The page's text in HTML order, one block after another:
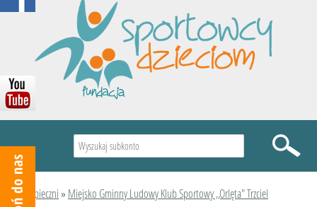
Podopieczni» Miejsko Gminny Ludowy Klub Sportowy ,,Orlęta" Trzciel